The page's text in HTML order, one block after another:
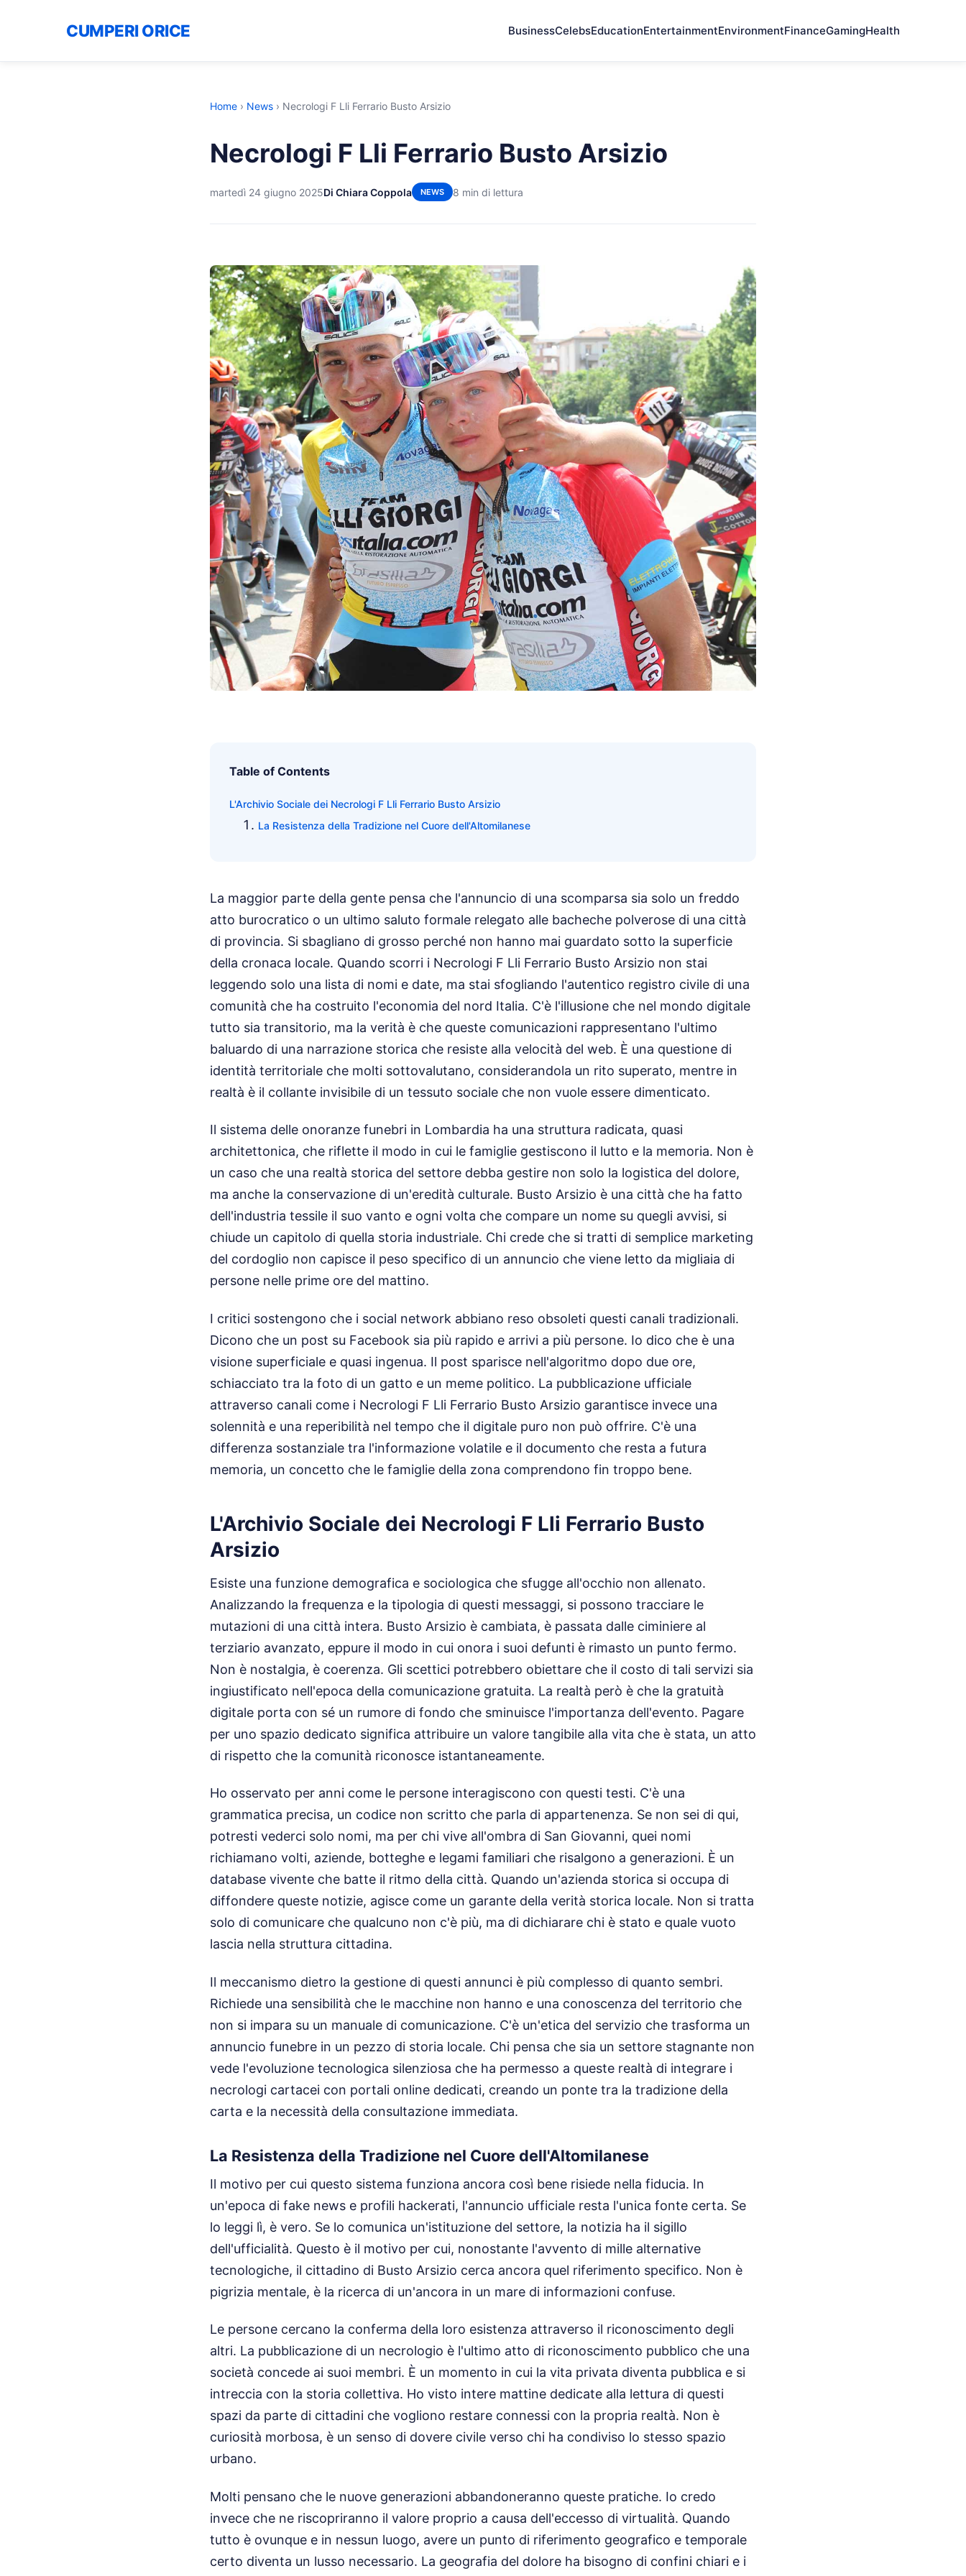
CUMPERI ORICE BusinessCelebsEducationEntertainmentEnvironmentFinanceGamingHealth
Home › News › Necrologi F Lli Ferrario Busto Arsizio
Necrologi F Lli Ferrario Busto Arsizio
martedì 24 giugno 2025Di Chiara Coppola NEWS 8 min di lettura
Table of Contents
L'Archivio Sociale dei Necrologi F Lli Ferrario Busto Arsizio
La Resistenza della Tradizione nel Cuore dell'Altomilanese
La maggior parte della gente pensa che l'annuncio di una scomparsa sia solo un freddo
atto burocratico o un ultimo saluto formale relegato alle bacheche polverose di una città
di provincia. Si sbagliano di grosso perché non hanno mai guardato sotto la superficie
della cronaca locale. Quando scorri i Necrologi F Lli Ferrario Busto Arsizio non stai
leggendo solo una lista di nomi e date, ma stai sfogliando l'autentico registro civile di una
comunità che ha costruito l'economia del nord Italia. C'è l'illusione che nel mondo digitale
tutto sia transitorio, ma la verità è che queste comunicazioni rappresentano l'ultimo
baluardo di una narrazione storica che resiste alla velocità del web. È una questione di
identità territoriale che molti sottovalutano, considerandola un rito superato, mentre in
realtà è il collante invisibile di un tessuto sociale che non vuole essere dimenticato.
Il sistema delle onoranze funebri in Lombardia ha una struttura radicata, quasi
architettonica, che riflette il modo in cui le famiglie gestiscono il lutto e la memoria. Non è
un caso che una realtà storica del settore debba gestire non solo la logistica del dolore,
ma anche la conservazione di un'eredità culturale. Busto Arsizio è una città che ha fatto
dell'industria tessile il suo vanto e ogni volta che compare un nome su quegli avvisi, si
chiude un capitolo di quella storia industriale. Chi crede che si tratti di semplice marketing
del cordoglio non capisce il peso specifico di un annuncio che viene letto da migliaia di
persone nelle prime ore del mattino.
I critici sostengono che i social network abbiano reso obsoleti questi canali tradizionali.
Dicono che un post su Facebook sia più rapido e arrivi a più persone. Io dico che è una
visione superficiale e quasi ingenua. Il post sparisce nell'algoritmo dopo due ore,
schiacciato tra la foto di un gatto e un meme politico. La pubblicazione ufficiale
attraverso canali come i Necrologi F Lli Ferrario Busto Arsizio garantisce invece una
solennità e una reperibilità nel tempo che il digitale puro non può offrire. C'è una
differenza sostanziale tra l'informazione volatile e il documento che resta a futura
memoria, un concetto che le famiglie della zona comprendono fin troppo bene.
L'Archivio Sociale dei Necrologi F Lli Ferrario Busto
Arsizio
Esiste una funzione demografica e sociologica che sfugge all'occhio non allenato.
Analizzando la frequenza e la tipologia di questi messaggi, si possono tracciare le
mutazioni di una città intera. Busto Arsizio è cambiata, è passata dalle ciminiere al
terziario avanzato, eppure il modo in cui onora i suoi defunti è rimasto un punto fermo.
Non è nostalgia, è coerenza. Gli scettici potrebbero obiettare che il costo di tali servizi sia
ingiustificato nell'epoca della comunicazione gratuita. La realtà però è che la gratuità
digitale porta con sé un rumore di fondo che sminuisce l'importanza dell'evento. Pagare
per uno spazio dedicato significa attribuire un valore tangibile alla vita che è stata, un atto
di rispetto che la comunità riconosce istantaneamente.
Ho osservato per anni come le persone interagiscono con questi testi. C'è una
grammatica precisa, un codice non scritto che parla di appartenenza. Se non sei di qui,
potresti vederci solo nomi, ma per chi vive all'ombra di San Giovanni, quei nomi
richiamano volti, aziende, botteghe e legami familiari che risalgono a generazioni. È un
database vivente che batte il ritmo della città. Quando un'azienda storica si occupa di
diffondere queste notizie, agisce come un garante della verità storica locale. Non si tratta
solo di comunicare che qualcuno non c'è più, ma di dichiarare chi è stato e quale vuoto
lascia nella struttura cittadina.
Il meccanismo dietro la gestione di questi annunci è più complesso di quanto sembri.
Richiede una sensibilità che le macchine non hanno e una conoscenza del territorio che
non si impara su un manuale di comunicazione. C'è un'etica del servizio che trasforma un
annuncio funebre in un pezzo di storia locale. Chi pensa che sia un settore stagnante non
vede l'evoluzione tecnologica silenziosa che ha permesso a queste realtà di integrare i
necrologi cartacei con portali online dedicati, creando un ponte tra la tradizione della
carta e la necessità della consultazione immediata.
La Resistenza della Tradizione nel Cuore dell'Altomilanese
Il motivo per cui questo sistema funziona ancora così bene risiede nella fiducia. In
un'epoca di fake news e profili hackerati, l'annuncio ufficiale resta l'unica fonte certa. Se
lo leggi lì, è vero. Se lo comunica un'istituzione del settore, la notizia ha il sigillo
dell'ufficialità. Questo è il motivo per cui, nonostante l'avvento di mille alternative
tecnologiche, il cittadino di Busto Arsizio cerca ancora quel riferimento specifico. Non è
pigrizia mentale, è la ricerca di un'ancora in un mare di informazioni confuse.
Le persone cercano la conferma della loro esistenza attraverso il riconoscimento degli
altri. La pubblicazione di un necrologio è l'ultimo atto di riconoscimento pubblico che una
società concede ai suoi membri. È un momento in cui la vita privata diventa pubblica e si
intreccia con la storia collettiva. Ho visto intere mattine dedicate alla lettura di questi
spazi da parte di cittadini che vogliono restare connessi con la propria realtà. Non è
curiosità morbosa, è un senso di dovere civile verso chi ha condiviso lo stesso spazio
urbano.
Molti pensano che le nuove generazioni abbandoneranno queste pratiche. Io credo
invece che ne riscopriranno il valore proprio a causa dell'eccesso di virtualità. Quando
tutto è ovunque e in nessun luogo, avere un punto di riferimento geografico e temporale
certo diventa un lusso necessario. La geografia del dolore ha bisogno di confini chiari e i